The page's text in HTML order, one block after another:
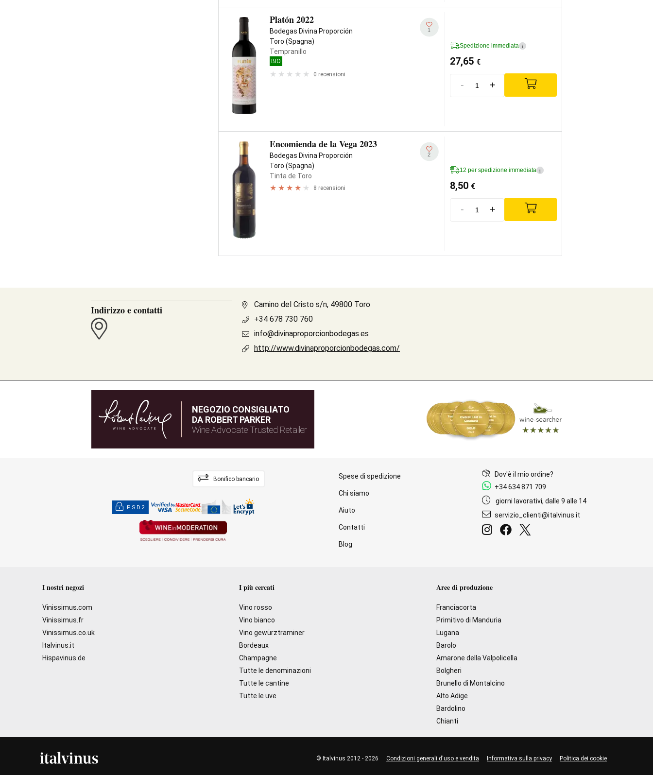
Platón 2022
Bodegas Divina Proporción
Toro (Spagna)
Tempranillo
BIO
0 recensioni
1
Spedizione immediata i
27,65 €
- +
Encomienda de la Vega 2023
Bodegas Divina Proporción
Toro (Spagna)
Tinta de Toro
8 recensioni
2
12 per spedizione immediata i
8,50 €
- +
Indirizzo e contatti
Camino del Cristo s/n, 49800 Toro
+34 678 730 760
info@divinaproporcionbodegas.es
http://www.divinaproporcionbodegas.com/
NEGOZIO CONSIGLIATO
DA ROBERT PARKER
Wine Advocate Trusted Retailer
Bonifico bancario
PSD2
Spese di spedizione
Chi siamo
Aiuto
Contatti
Blog
Dov'è il mio ordine?
+34 634 871 709
giorni lavorativi, dalle 9 alle 14
servizio_clienti@italvinus.it
I nostri negozi
Vinissimus.com
Vinissimus.fr
Vinissimus.co.uk
Italvinus.it
Hispavinus.de
I più cercati
Vino rosso
Vino bianco
Vino gewürztraminer
Bordeaux
Champagne
Tutte le denominazioni
Tutte le cantine
Tutte le uve
Aree di produzione
Franciacorta
Primitivo di Manduria
Lugana
Barolo
Amarone della Valpolicella
Bolgheri
Brunello di Montalcino
Alto Adige
Bardolino
Chianti
© Italvinus 2012 - 2026 Condizioni generali d'uso e vendita Informativa sulla privacy Politica dei cookie